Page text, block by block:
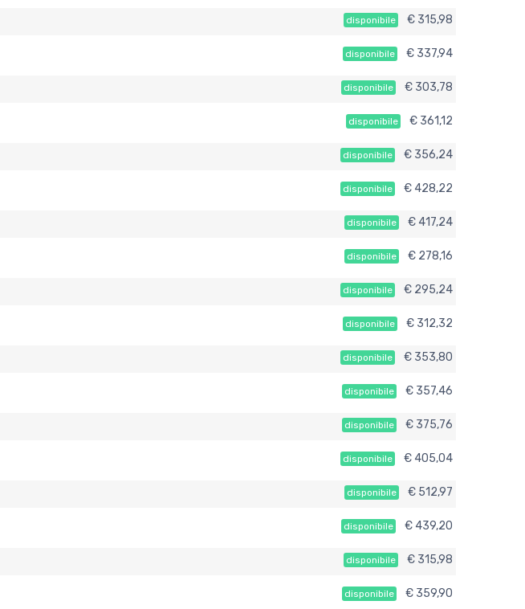
disponibile € 315,98
disponibile € 337,94
disponibile € 303,78
disponibile € 361,12
disponibile € 356,24
disponibile € 428,22
disponibile € 417,24
disponibile € 278,16
disponibile € 295,24
disponibile € 312,32
disponibile € 353,80
disponibile € 357,46
disponibile € 375,76
disponibile € 405,04
disponibile € 512,97
disponibile € 439,20
disponibile € 315,98
disponibile € 359,90